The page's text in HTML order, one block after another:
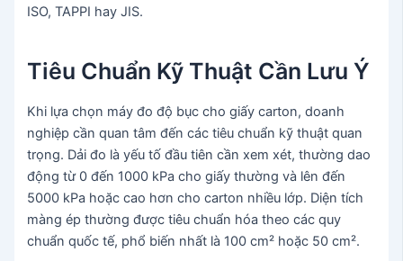
ISO, TAPPI hay JIS.
Tiêu Chuẩn Kỹ Thuật Cần Lưu Ý
Khi lựa chọn máy đo độ bục cho giấy carton, doanh
nghiệp cần quan tâm đến các tiêu chuẩn kỹ thuật quan
trọng. Dải đo là yếu tố đầu tiên cần xem xét, thường dao
động từ 0 đến 1000 kPa cho giấy thường và lên đến
5000 kPa hoặc cao hơn cho carton nhiều lớp. Diện tích
màng ép thường được tiêu chuẩn hóa theo các quy
chuẩn quốc tế, phổ biến nhất là 100 cm² hoặc 50 cm².